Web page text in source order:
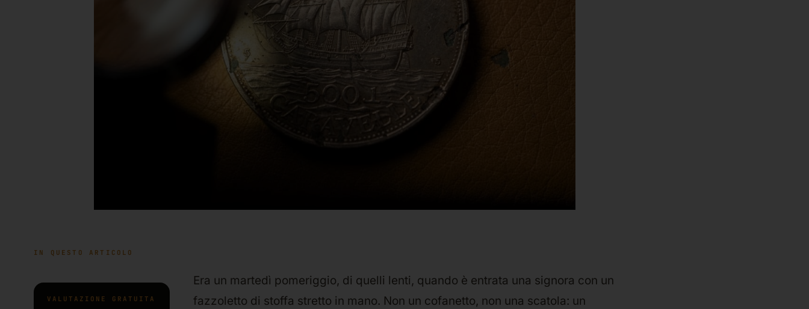
IN QUESTO ARTICOLO
VALUTAZIONE GRATUITA
Era un martedì pomeriggio, di quelli lenti, quando è entrata una signora con un
fazzoletto di stoffa stretto in mano. Non un cofanetto, non una scatola: un